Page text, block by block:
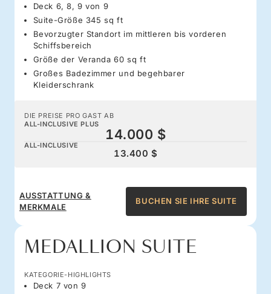
Deck 6, 8, 9 von 9
Suite-Größe 345 sq ft
Bevorzugter Standort im mittleren bis vorderen
Schiffsbereich
Größe der Veranda 60 sq ft
Großes Badezimmer und begehbarer
Kleiderschrank
DIE PREISE PRO GAST AB
ALL-INCLUSIVE PLUS
14.000 $
ALL-INCLUSIVE
13.400 $
AUSSTATTUNG &
MERKMALE
BUCHEN SIE IHRE SUITE
MEDALLION SUITE
KATEGORIE-HIGHLIGHTS
Deck 7 von 9